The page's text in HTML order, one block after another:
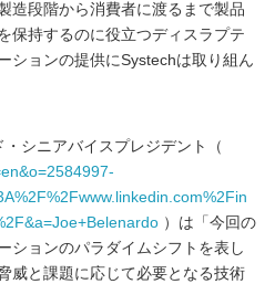
造段階から消費者に渡るまで製品
保持するのに役立つディスラプテ
ションの提供にSystechは取り組ん
シニアバイスプレジデント（
）は「今回の
ションのパラダイムシフトを表し
威と課題に応じて必要となる技術